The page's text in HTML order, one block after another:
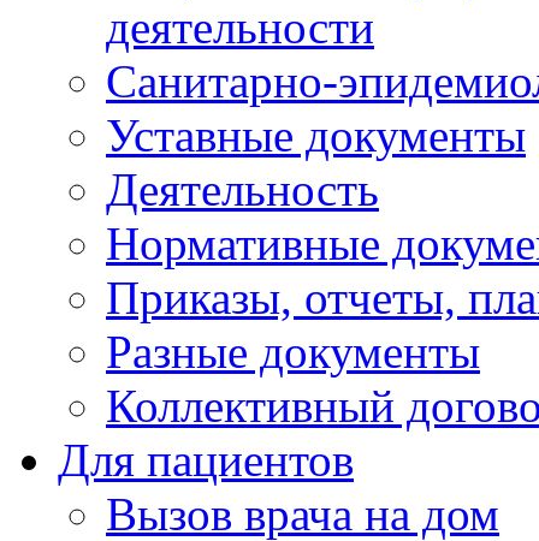
деятельности
Санитарно-
Уставные документы
Деятельность
Нормативные
Приказы, отчеты,
Разные документы
Коллективный
Для пациентов
Вызов врача на дом